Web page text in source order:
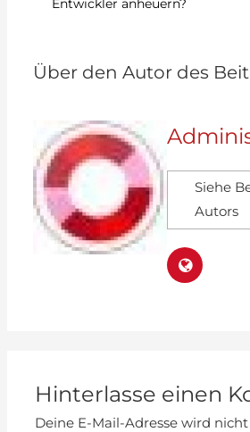
Über den Autor des
Siehe
Autors
Hinterlasse einen
Deine E-Mail-Adresse wird